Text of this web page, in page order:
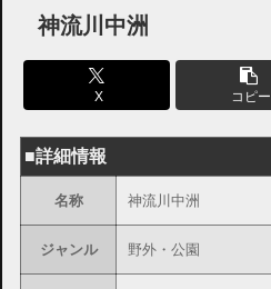
神流川中洲
X コピー
■詳細情報
名称 神流川中洲
ジャンル 野外・公園